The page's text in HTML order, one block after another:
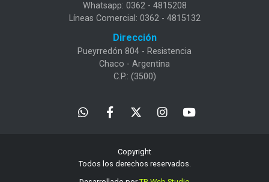
Whatsapp: 0362 - 4815208
Líneas Comercial: 0362 - 4815132
Dirección
Pueyrredón 804 - Resistencia
Chaco - Argentina
C.P.: (3500)
Copyright
Todos los derechos reservados.